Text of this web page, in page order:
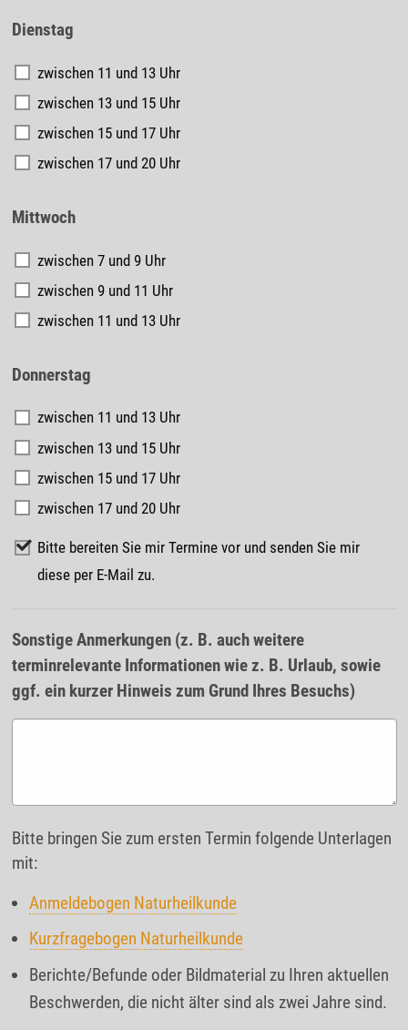
Dienstag
zwischen 11 und 13 Uhr
zwischen 13 und 15 Uhr
zwischen 15 und 17 Uhr
zwischen 17 und 20 Uhr
Mittwoch
zwischen 7 und 9 Uhr
zwischen 9 und 11 Uhr
zwischen 11 und 13 Uhr
Donnerstag
zwischen 11 und 13 Uhr
zwischen 13 und 15 Uhr
zwischen 15 und 17 Uhr
zwischen 17 und 20 Uhr
Bitte bereiten Sie mir Termine vor und senden Sie mir
diese per E-Mail zu.
Sonstige Anmerkungen (z. B. auch weitere
terminrelevante Informationen wie z. B. Urlaub, sowie
ggf. ein kurzer Hinweis zum Grund Ihres Besuchs)
Bitte bringen Sie zum ersten Termin folgende Unterlagen
mit:
Anmeldebogen Naturheilkunde
Kurzfragebogen Naturheilkunde
Berichte/Befunde oder Bildmaterial zu Ihren aktuellen
Beschwerden, die nicht älter sind als zwei Jahre sind.